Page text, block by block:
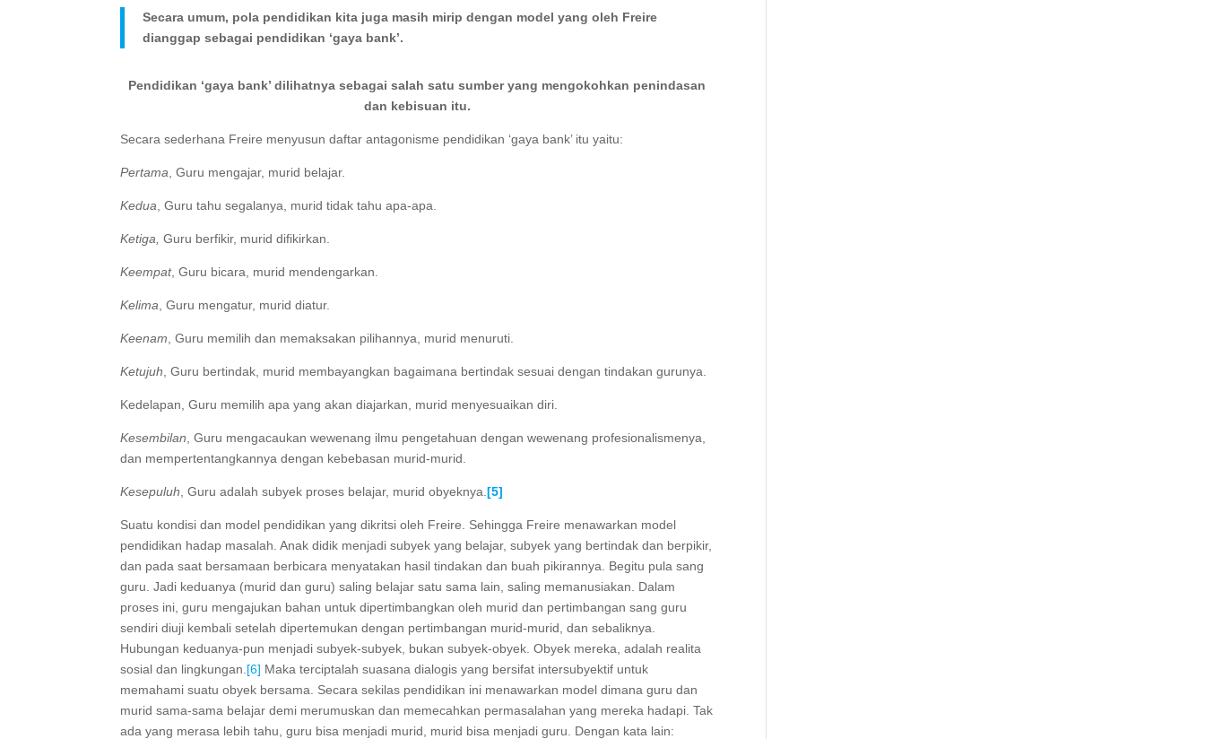
Secara umum, pola pendidikan kita juga masih mirip dengan model yang oleh Freire
dianggap sebagai pendidikan ‘gaya bank’.
Pendidikan ‘gaya bank’ dilihatnya sebagai salah satu sumber yang mengokohkan penindasan
dan kebisuan itu.
Secara sederhana Freire menyusun daftar antagonisme pendidikan ‘gaya bank’ itu yaitu:
Pertama , Guru mengajar, murid belajar.
Kedua , Guru tahu segalanya, murid tidak tahu apa-apa.
Ketiga, Guru berfikir, murid difikirkan.
Keempat, Guru bicara, murid mendengarkan.
Kelima , Guru mengatur, murid diatur.
Keenam , Guru memilih dan memaksakan pilihannya, murid menuruti.
Ketujuh , Guru bertindak, murid membayangkan bagaimana bertindak sesuai dengan tindakan gurunya.
Kedelapan, Guru memilih apa yang akan diajarkan, murid menyesuaikan diri.
Kesembilan , Guru mengacaukan wewenang ilmu pengetahuan dengan wewenang profesionalismenya,
dan mempertentangkannya dengan kebebasan murid-murid.
Kesepuluh , Guru adalah subyek proses belajar, murid obyeknya.[5]
Suatu kondisi dan model pendidikan yang dikritsi oleh Freire. Sehingga Freire menawarkan model
pendidikan hadap masalah. Anak didik menjadi subyek yang belajar, subyek yang bertindak dan berpikir,
dan pada saat bersamaan berbicara menyatakan hasil tindakan dan buah pikirannya. Begitu pula sang
guru. Jadi keduanya (murid dan guru) saling belajar satu sama lain, saling memanusiakan. Dalam
proses ini, guru mengajukan bahan untuk dipertimbangkan oleh murid dan pertimbangan sang guru
sendiri diuji kembali setelah dipertemukan dengan pertimbangan murid-murid, dan sebaliknya.
Hubungan keduanya-pun menjadi subyek-subyek, bukan subyek-obyek. Obyek mereka, adalah realita
sosial dan lingkungan. [6] Maka terciptalah suasana dialogis yang bersifat intersubyektif untuk
memahami suatu obyek bersama. Secara sekilas pendidikan ini menawarkan model dimana guru dan
murid sama-sama belajar demi merumuskan dan memecahkan permasalahan yang mereka hadapi. Tak
ada yang merasa lebih tahu, guru bisa menjadi murid, murid bisa menjadi guru. Dengan kata lain: